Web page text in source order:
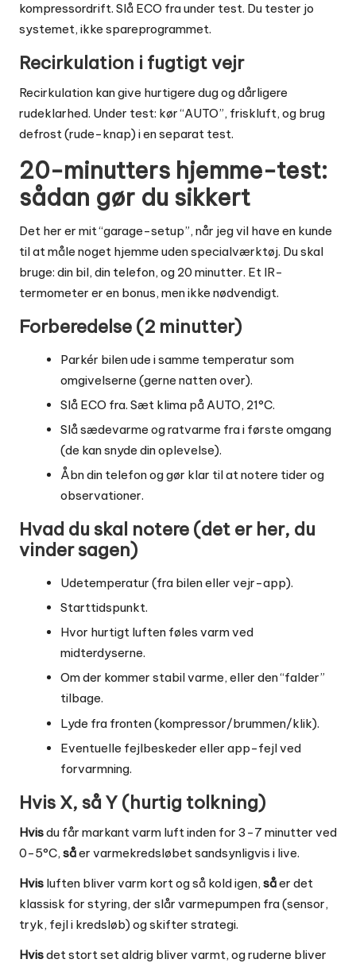
kompressordrift. Slå ECO fra under test. Du tester jo
systemet, ikke spareprogrammet.
Recirkulation i fugtigt vejr
Recirkulation kan give hurtigere dug og dårligere
rudeklarhed. Under test: kør “AUTO”, friskluft, og brug
defrost (rude-knap) i en separat test.
20-minutters hjemme-test:
sådan gør du sikkert
Det her er mit “garage-setup”, når jeg vil have en kunde
til at måle noget hjemme uden specialværktøj. Du skal
bruge: din bil, din telefon, og 20 minutter. Et IR-
termometer er en bonus, men ikke nødvendigt.
Forberedelse (2 minutter)
Parkér bilen ude i samme temperatur som
omgivelserne (gerne natten over).
Slå ECO fra. Sæt klima på AUTO, 21°C.
Slå sædevarme og ratvarme fra i første omgang
(de kan snyde din oplevelse).
Åbn din telefon og gør klar til at notere tider og
observationer.
Hvad du skal notere (det er her, du
vinder sagen)
Udetemperatur (fra bilen eller vejr-app).
Starttidspunkt.
Hvor hurtigt luften føles varm ved
midterdyserne.
Om der kommer stabil varme, eller den “falder”
tilbage.
Lyde fra fronten (kompressor/brummen/klik).
Eventuelle fejlbeskeder eller app-fejl ved
forvarmning.
Hvis X, så Y (hurtig tolkning)
Hvisdu får markant varm luft inden for 3-7 minutter ved
0-5°C, såer varmekredsløbet sandsynligvis i live.
Hvis luften bliver varm kort og så kold igen, såer det
klassisk for styring, der slår varmepumpen fra (sensor,
tryk, fejl i kredsløb) og skifter strategi.
Hvisdet stort set aldrig bliver varmt, og ruderne bliver